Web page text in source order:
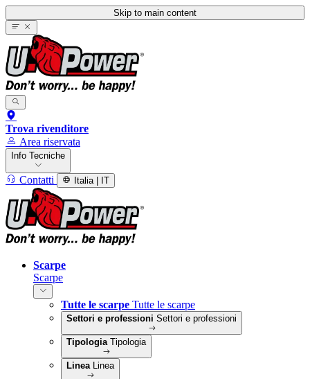
Skip to main content
Trova rivenditore
Area riservata
Info Tecniche
Contatti Italia | IT
Scarpe
Scarpe
Tutte le scarpe Tutte le scarpe
Settori e professioni Settori e professioni
Tipologia Tipologia
Linea Linea